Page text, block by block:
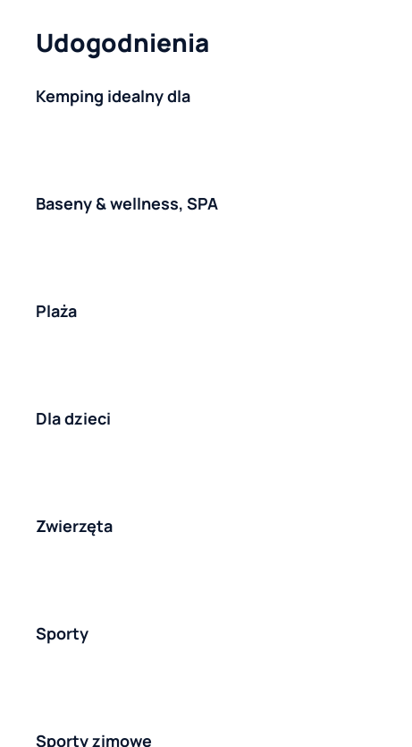
Udogodnienia
Kemping idealny dla
Baseny & wellness, SPA
Plaża
Dla dzieci
Zwierzęta
Sporty
Sporty zimowe